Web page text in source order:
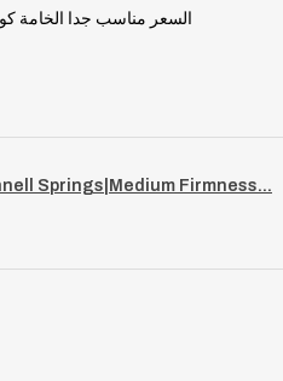
السعر مناسب جدا الخامة
Springs|Medium Firmness...